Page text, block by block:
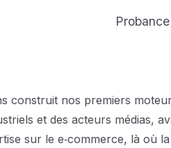
construit nos premiers
et des acteurs médias,
sur le e‑commerce, là où